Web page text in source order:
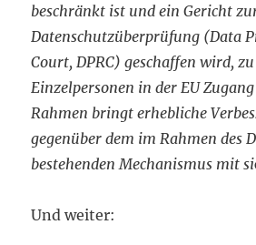
beschränkt ist und ein Gericht
Datenschutzüberprüfung (Data
Court, DPRC) geschaffen wird,
Einzelpersonen in der EU
Rahmen bringt erhebliche
gegenüber dem im Rahmen des
bestehenden Mechanismus mit si
Und weiter: